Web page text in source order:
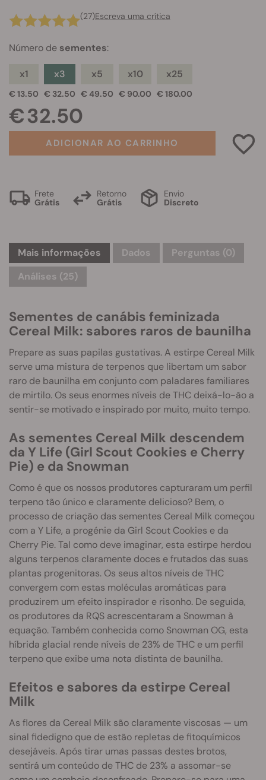
(27)Escreva uma crítica
Número de sementes:
x1
€ 13.50
x3
€ 32.50
x5
€ 49.50
x10
€ 90.00
x25
€ 180.00
€ 32.50
ADICIONAR AO CARRINHO
Frete
Grátis
Retorno
Grátis
Envio
Discreto
Mais informações Dados Perguntas (0)
Análises (25)
Sementes de canábis feminizada
Cereal Milk: sabores raros de baunilha
Prepare as suas papilas gustativas. A estirpe Cereal Milk
serve uma mistura de terpenos que libertam um sabor
raro de baunilha em conjunto com paladares familiares
de mirtilo. Os seus enormes níveis de THC deixá-lo-ão a
sentir-se motivado e inspirado por muito, muito tempo.
As sementes Cereal Milk descendem
da Y Life (Girl Scout Cookies e Cherry
Pie) e da Snowman
Como é que os nossos produtores capturaram um perfil
terpeno tão único e claramente delicioso? Bem, o
processo de criação das sementes Cereal Milk começou
com a Y Life, a progénie da Girl Scout Cookies e da
Cherry Pie. Tal como deve imaginar, esta estirpe herdou
alguns terpenos claramente doces e frutados das suas
plantas progenitoras. Os seus altos níveis de THC
convergem com estas moléculas aromáticas para
produzirem um efeito inspirador e risonho. De seguida,
os produtores da RQS acrescentaram a Snowman à
equação. Também conhecida como Snowman OG, esta
híbrida glacial rende níveis de 23% de THC e um perfil
terpeno que exibe uma nota distinta de baunilha.
Efeitos e sabores da estirpe Cereal
Milk
As flores da Cereal Milk são claramente viscosas — um
sinal fidedigno que de estão repletas de fitoquímicos
desejáveis. Após tirar umas passas destes brotos,
sentirá um conteúdo de THC de 23% a assomar-se